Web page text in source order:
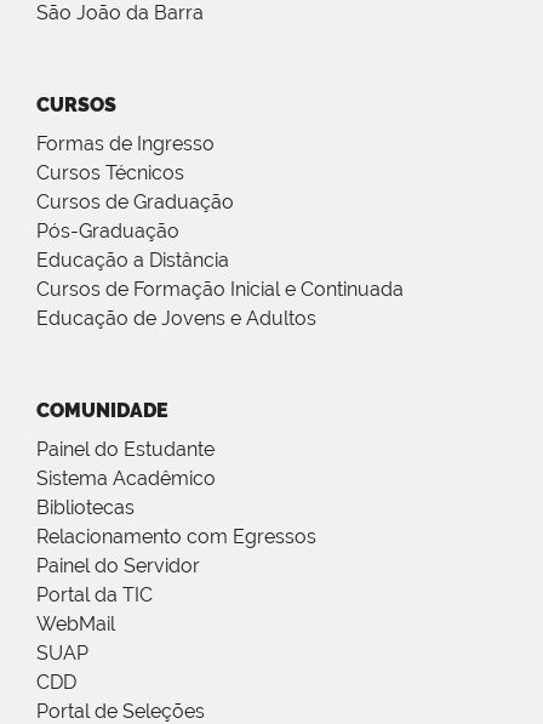
São João da Barra
CURSOS
Formas de Ingresso
Cursos Técnicos
Cursos de Graduação
Pós-Graduação
Educação a Distância
Cursos de Formação Inicial e Continuada
Educação de Jovens e Adultos
COMUNIDADE
Painel do Estudante
Sistema Acadêmico
Bibliotecas
Relacionamento com Egressos
Painel do Servidor
Portal da TIC
WebMail
SUAP
CDD
Portal de Seleções